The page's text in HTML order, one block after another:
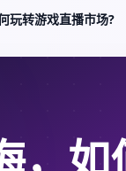
玩转游戏直播市场?
，